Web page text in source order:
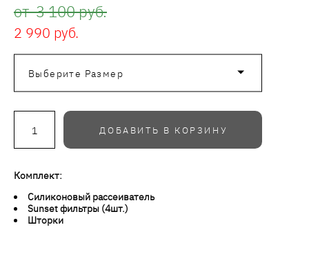
от 3 100 pуб.
2 990 pуб.
Выберите Размер
ДОБАВИТЬ В КОРЗИНУ
Комплект:
Силиконовый рассеиватель
Sunset фильтры (4шт.)
Шторки